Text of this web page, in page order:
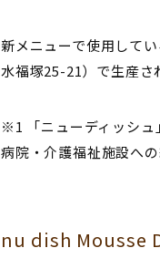
新メニューで使用して
水福塚25-21）で生産さ
※1 「ニューディッシュ
病院・介護福祉施設へ
nu dish Mousse